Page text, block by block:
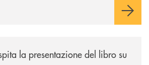
la presentazione del libro su